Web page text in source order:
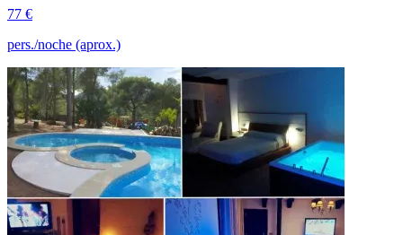
77 €
pers./noche (aprox.)